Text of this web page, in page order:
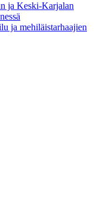
ja Keski-Karjalan
ja mehiläistarhaajien